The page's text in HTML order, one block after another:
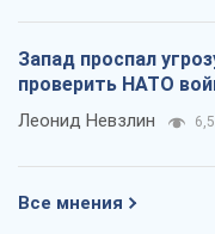
Запад проспал
проверить НАТО
Леонид Невзлин
Все мнения